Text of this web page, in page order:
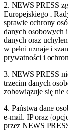
2. NEWS PRESS
Europejskiego i
sprawie ochrony
danych osobowych
danych oraz
w pełni uznaje i
prywatności i
3. NEWS PRESS
trzecim danych
zobowiązuje się nie
4. Państwa dane
e-mail, IP oraz
przez NEWS